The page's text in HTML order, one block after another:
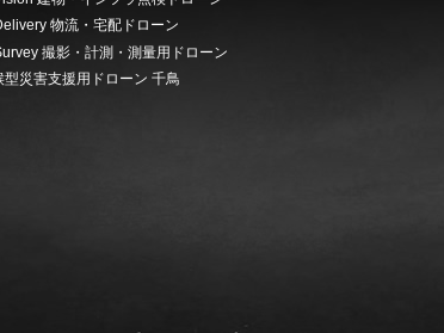
物流・宅配ドローン
撮影・計測・測量用ドローン
型災害支援用ドローン 千鳥